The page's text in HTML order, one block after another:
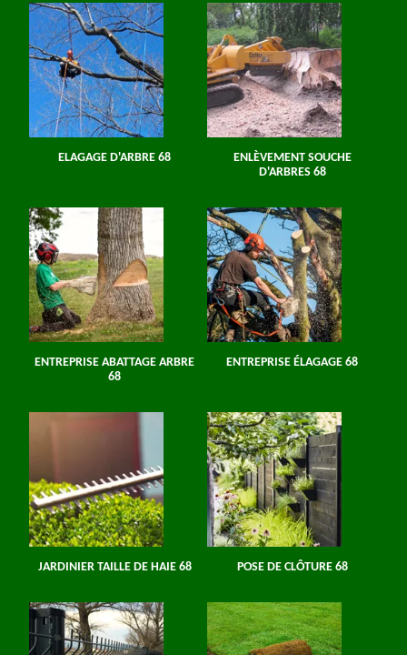
ELAGAGE D'ARBRE 68
ENLÈVEMENT SOUCHE
D'ARBRES 68
ENTREPRISE ABATTAGE ARBRE
68
ENTREPRISE ÉLAGAGE 68
JARDINIER TAILLE DE HAIE 68 POSE DE CLÔTURE 68